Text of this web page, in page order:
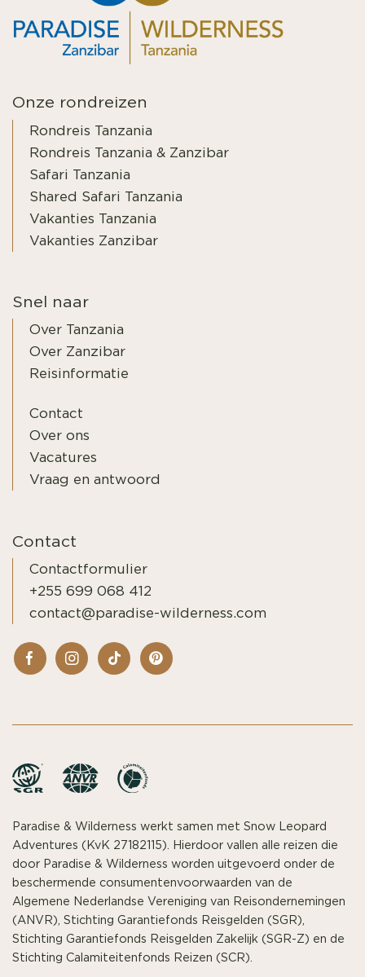
Onze rondreizen
Rondreis Tanzania
Rondreis Tanzania & Zanzibar
Safari Tanzania
Shared Safari Tanzania
Vakanties Tanzania
Vakanties Zanzibar
Snel naar
Over Tanzania
Over Zanzibar
Reisinformatie
Contact
Over ons
Vacatures
Vraag en antwoord
Contact
Contactformulier
+255 699 068 412
contact@paradise-wilderness.com
Paradise & Wilderness werkt samen met Snow Leopard
Adventures (KvK 27182115). Hierdoor vallen alle reizen die
door Paradise & Wilderness worden uitgevoerd onder de
beschermende consumentenvoorwaarden van de
Algemene Nederlandse Vereniging van Reisondernemingen
(ANVR), Stichting Garantiefonds Reisgelden (SGR),
Stichting Garantiefonds Reisgelden Zakelijk (SGR-Z) en de
Stichting Calamiteitenfonds Reizen (SCR).